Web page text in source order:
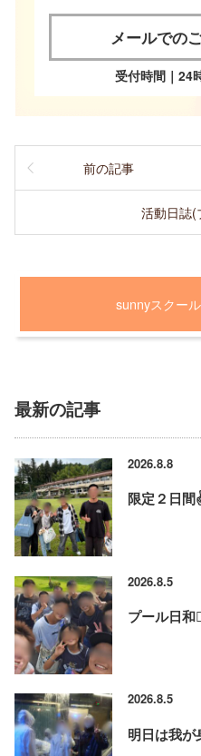
メールでの
受付時間｜24
前の記事
活動日誌(
sunnyスクー
最新の記事
2026.8.8
限定２日
2026.8.5
プール日和
2026.8.5
明日は我